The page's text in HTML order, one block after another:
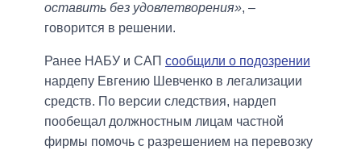
оставить без удовлетворения», –
говорится в решении.
Ранее НАБУ и САП сообщили о подозрении
нардепу Евгению Шевченко в легализации
средств. По версии следствия, нардеп
пообещал должностным лицам частной
фирмы помочь с разрешением на перевозку